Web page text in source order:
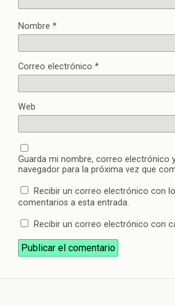
Nombre *
Correo electrónico *
Web
Guarda mi nombre, correo electrónico
navegador para la próxima vez que
Recibir un correo electrónico con
comentarios a esta entrada.
Recibir un correo electrónico con